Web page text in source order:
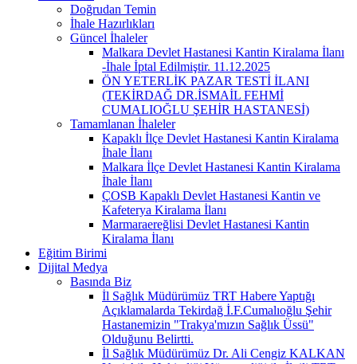
Doğrudan Temin
İhale Hazırlıkları
Güncel İhaleler
Malkara Devlet Hastanesi Kantin Kiralama İlanı
-İhale İptal Edilmiştir. 11.12.2025
ÖN YETERLİK PAZAR TESTİ İLANI
(TEKİRDAĞ DR.İSMAİL FEHMİ
CUMALIOĞLU ŞEHİR HASTANESİ)
Tamamlanan İhaleler
Kapaklı İlçe Devlet Hastanesi Kantin Kiralama
İhale İlanı
Malkara İlçe Devlet Hastanesi Kantin Kiralama
İhale İlanı
ÇOSB Kapaklı Devlet Hastanesi Kantin ve
Kafeterya Kiralama İlanı
Marmaraereğlisi Devlet Hastanesi Kantin
Kiralama İlanı
Eğitim Birimi
Dijital Medya
Basında Biz
İl Sağlık Müdürümüz TRT Habere Yaptığı
Açıklamalarda Tekirdağ İ.F.Cumalıoğlu Şehir
Hastanemizin "Trakya'mızın Sağlık Üssü"
Olduğunu Belirtti.
İl Sağlık Müdürümüz Dr. Ali Cengiz KALKAN